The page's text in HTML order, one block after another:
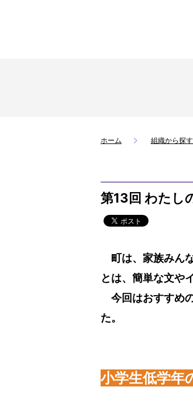
ホーム 組織から探す
第13回 わたし
町は、家族みん
とは、簡単な文や
今回はおすすめ
た。
小学生低学年